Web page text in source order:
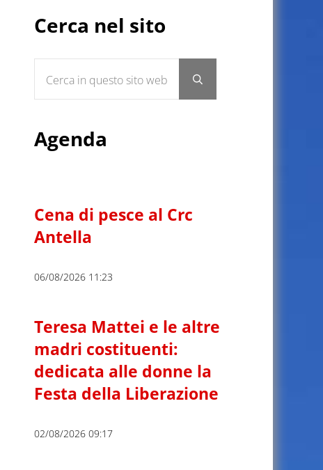
Cerca nel sito
Submit search
Agenda
Cena di pesce al Crc
Antella
06/08/2026 11:23
Teresa Mattei e le altre
madri costituenti:
dedicata alle donne la
Festa della Liberazione
02/08/2026 09:17